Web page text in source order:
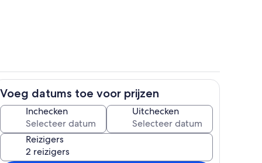
Zwembad
Voeg datums toe voor prijzen
Inchecken Uitchecken
Reizigers